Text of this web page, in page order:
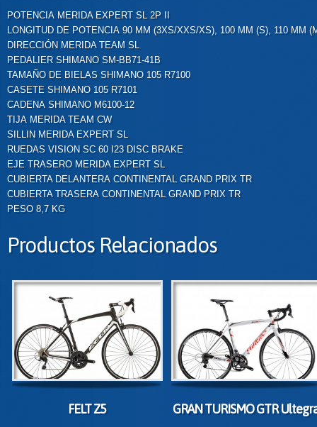
POTENCIA MERIDA EXPERT SL 2P II
LONGITUD DE POTENCIA 90 MM (3XS/XXS/XS), 100 MM (S), 110 MM
DIRECCIÓN MERIDA TEAM SL
PEDALIER SHIMANO SM-BB71-41B
TAMAÑO DE BIELAS SHIMANO 105 R7100
CASETE SHIMANO 105 R7101
CADENA SHIMANO M6100-12
TIJA MERIDA TEAM CW
SILLIN MERIDA EXPERT SL
RUEDAS VISION SC 60 I23 DISC BRAKE
EJE TRASERO MERIDA EXPERT SL
CUBIERTA DELANTERA CONTINENTAL GRAND PRIX TR
CUBIERTA TRASERA CONTINENTAL GRAND PRIX TR
PESO 8,7 KG
Productos Relacionados
FELT Z5 GRAN TURISMO GTR